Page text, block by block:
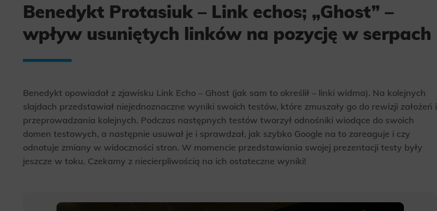
Benedykt Protasiuk – Link echos; „Ghost” –
wpływ usuniętych linków na pozycję w serpach
Benedykt opowiadał z zjawisku Link Echo – Ghost (jak sam to określił – linki widma). Na kolejnych
slajdach przedstawiał niejednoznaczne wyniki swoich testów, które zmuszały go do rewizji założeń i
przeprowadzania kolejnych. Podczas następnych testów tworzył odnośniki wiodące do swoich
domen testowych, a następnie usuwał je i sprawdzał, jak szybko Google na to zareaguje i czy
odnotuje zmiany w widoczności stron. W momencie przedstawiania swojej prezentacji testy były
jeszcze w toku. Czekamy z niecierpliwością na ich ostateczne wyniki!